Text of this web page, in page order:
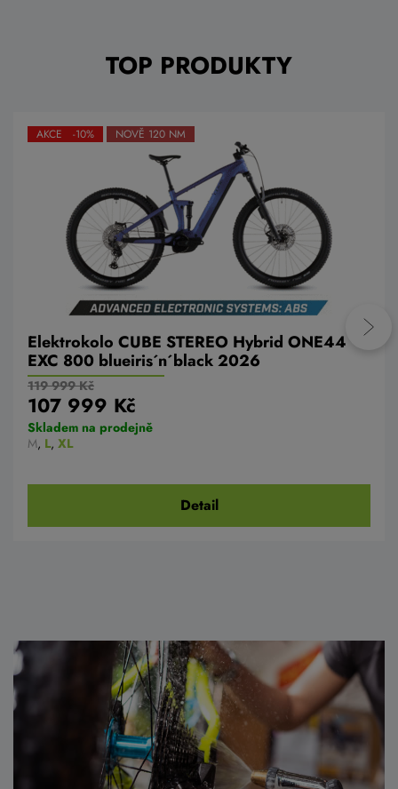
TOP PRODUKTY
Elektrokolo CUBE STEREO Hybrid ONE44
EXC 800 blueiris´n´black 2026
AKCE -10% NOVĚ 120 NM
119 999 Kč
107 999 Kč
Skladem na prodejně
M, L, XL
Detail